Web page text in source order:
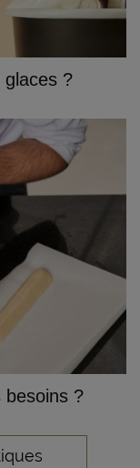
glaces ?
besoins ?